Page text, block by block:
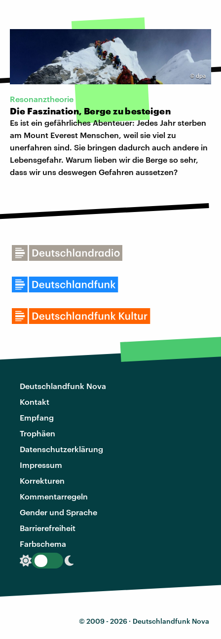
© dpa
Resonanztheorie
Die Faszination, Berge zu besteigen
Es ist ein gefährliches Abenteuer: Jedes Jahr sterben
am Mount Everest Menschen, weil sie viel zu
unerfahren sind. Sie bringen dadurch auch andere in
Lebensgefahr. Warum lieben wir die Berge so sehr,
dass wir uns deswegen Gefahren aussetzen?
Deutschlandfunk Nova
Kontakt
Empfang
Trophäen
Datenschutzerklärung
Impressum
Korrekturen
Kommentarregeln
Gender und Sprache
Barrierefreiheit
Farbschema
© 2009 - 2026 · Deutschlandfunk Nova